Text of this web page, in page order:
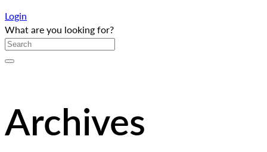
Login
What are you looking for?
Archives